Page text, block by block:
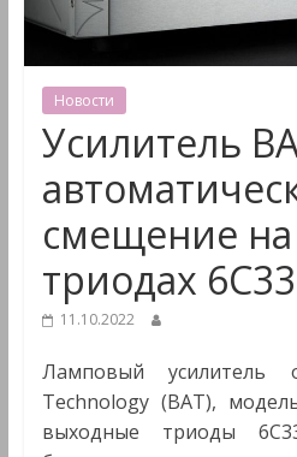
&
Мультимедиа
Новости
Усилитель
смещение
триодах
11.10.2022
Ламповый усилитель
Technology (BAT),
выходные триоды